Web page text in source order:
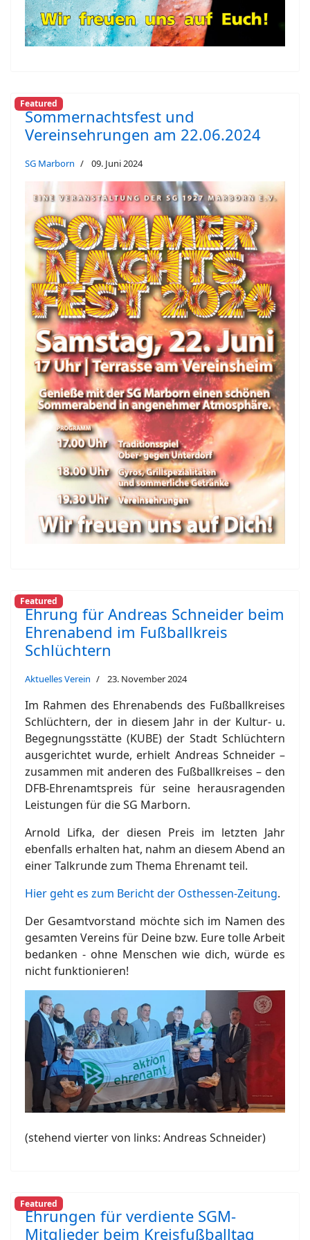
Featured
Sommernachtsfest und
Vereinsehrungen am 22.06.2024
SG Marborn 09. Juni 2024
Featured
Ehrung für Andreas Schneider beim
Ehrenabend im Fußballkreis
Schlüchtern
Aktuelles Verein 23. November 2024
Im Rahmen des Ehrenabends des Fußballkreises
Schlüchtern, der in diesem Jahr in der Kultur- u.
Begegnungsstätte (KUBE) der Stadt Schlüchtern
ausgerichtet wurde, erhielt Andreas Schneider –
zusammen mit anderen des Fußballkreises – den
DFB-Ehrenamtspreis für seine herausragenden
Leistungen für die SG Marborn.
Arnold Lifka, der diesen Preis im letzten Jahr
ebenfalls erhalten hat, nahm an diesem Abend an
einer Talkrunde zum Thema Ehrenamt teil.
Hier geht es zum Bericht der Osthessen-Zeitung.
Der Gesamtvorstand möchte sich im Namen des
gesamten Vereins für Deine bzw. Eure tolle Arbeit
bedanken - ohne Menschen wie dich, würde es
nicht funktionieren!
(stehend vierter von links: Andreas Schneider)
Featured
Ehrungen für verdiente SGM-
Mitglieder beim Kreisfußballtag